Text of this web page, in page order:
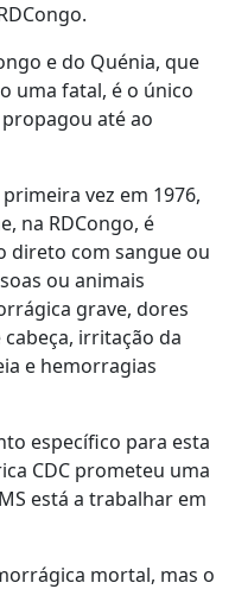
e do Quénia, que
uma fatal, é o único
até ao
vez em 1976,
na RDCongo, é
direto com sangue ou
ou animais
grave, dores
irritação da
e hemorragias
específico para esta
CDC prometeu uma
está a trabalhar em
mortal, mas o